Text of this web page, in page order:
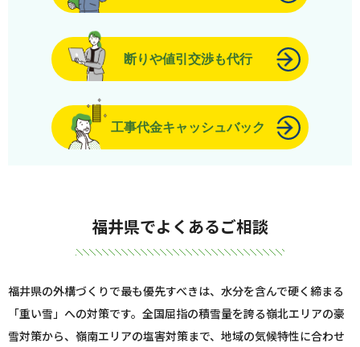
断りや値引交渉も代行
工事代金キャッシュバック
福井県でよくあるご相談
福井県の外構づくりで最も優先すべきは、水分を含んで硬く締まる
「重い雪」への対策です。全国屈指の積雪量を誇る嶺北エリアの豪
雪対策から、嶺南エリアの塩害対策まで、地域の気候特性に合わせ